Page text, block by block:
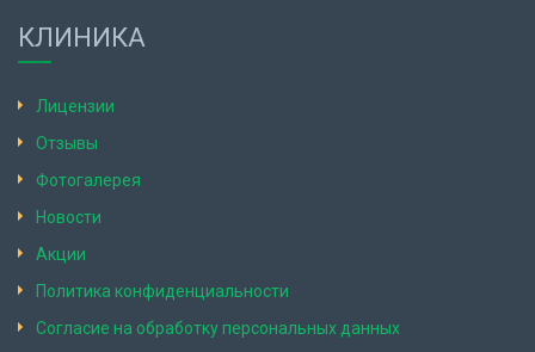
КЛИНИКА
Лицензии
Отзывы
Фотогалерея
Новости
Акции
Политика конфиденциальности
Согласие на обработку персональных данных